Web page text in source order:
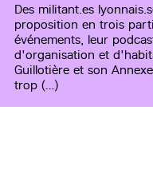
Des militant.es
proposition en trois
événements, leur
d'organisation et
Guillotière et son
trop (…)